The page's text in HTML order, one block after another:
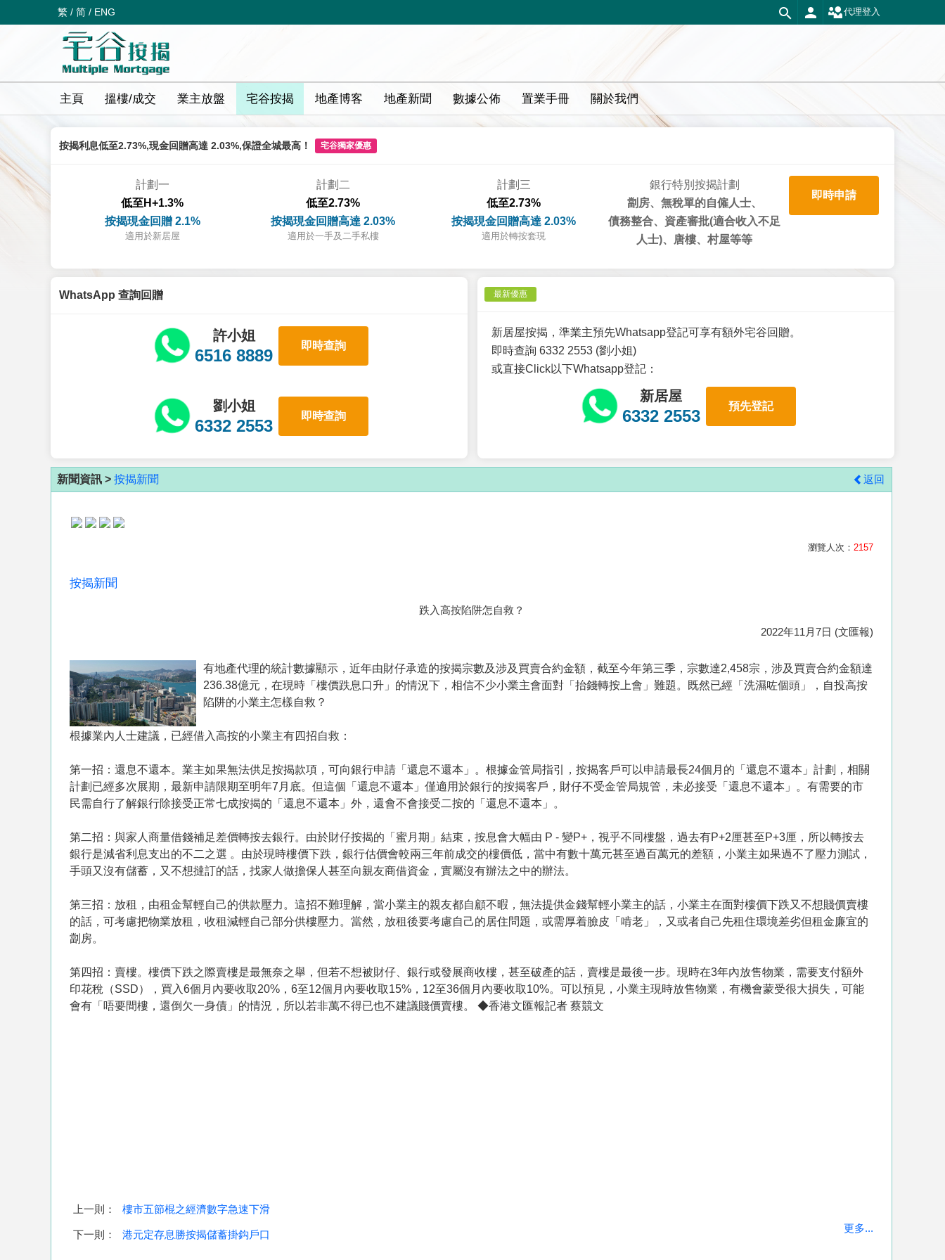
繁 / 简 / ENG 代理登入
主頁 搵樓/成交 業主放盤 宅谷按揭 地產博客 地產新聞 數據公佈 置業手冊 關於我們
按揭利息低至2.73%,現金回贈高達 2.03%,保證全城最高！ 宅谷獨家優惠
計劃一
低至H+1.3%
按揭現金回贈 2.1%
適用於新居屋
計劃二
低至2.73%
按揭現金回贈高達 2.03%
適用於一手及二手私樓
計劃三
低至2.73%
按揭現金回贈高達 2.03%
適用於轉按套現
銀行特別按揭計劃
劏房、無稅單的自僱人士、
債務整合、資產審批(適合收入不足
人士)、唐樓、村屋等等
即時申請
WhatsApp 查詢回贈
許小姐
6516 8889
即時查詢
劉小姐
6332 2553
即時查詢
最新優惠
新居屋按揭，準業主預先Whatsapp登記可享有額外宅谷回贈。
即時查詢 6332 2553 (劉小姐)
或直接Click以下Whatsapp登記：
新居屋
6332 2553
預先登記
新聞資訊 > 按揭新聞 返回
瀏覽人次： 2157
按揭新聞
跌入高按陷阱怎自救？
2022年11月7日 (文匯報)
有地產代理的統計數據顯示，近年由財仔承造的按揭宗數及涉及買賣合約金額，截至今年第三季，宗數達2,458宗，涉及買賣合約金額達
236.38億元，在現時「樓價跌息口升」的情況下，相信不少小業主會面對「抬錢轉按上會」難題。既然已經「洗濕咗個頭」，自投高按
陷阱的小業主怎樣自救？
根據業內人士建議，已經借入高按的小業主有四招自救：
第一招：還息不還本。業主如果無法供足按揭款項，可向銀行申請「還息不還本」。根據金管局指引，按揭客戶可以申請最長24個月的「還息不還本」計劃，相關
計劃已經多次展期，最新申請限期至明年7月底。但這個「還息不還本」僅適用於銀行的按揭客戶，財仔不受金管局規管，未必接受「還息不還本」。有需要的市
民需自行了解銀行除接受正常七成按揭的「還息不還本」外，還會不會接受二按的「還息不還本」。
第二招：與家人商量借錢補足差價轉按去銀行。由於財仔按揭的「蜜月期」結束，按息會大幅由 P - 變P+，視乎不同樓盤，過去有P+2厘甚至P+3厘，所以轉按去
銀行是減省利息支出的不二之選 。由於現時樓價下跌，銀行估價會較兩三年前成交的樓價低，當中有數十萬元甚至過百萬元的差額，小業主如果過不了壓力測試，
手頭又沒有儲蓄，又不想撻訂的話，找家人做擔保人甚至向親友商借資金，實屬沒有辦法之中的辦法。
第三招：放租，由租金幫輕自己的供款壓力。這招不難理解，當小業主的親友都自顧不暇，無法提供金錢幫輕小業主的話，小業主在面對樓價下跌又不想賤價賣樓
的話，可考慮把物業放租，收租減輕自己部分供樓壓力。當然，放租後要考慮自己的居住問題，或需厚着臉皮「啃老」，又或者自己先租住環境差劣但租金廉宜的
劏房。
第四招：賣樓。樓價下跌之際賣樓是最無奈之舉，但若不想被財仔、銀行或發展商收樓，甚至破產的話，賣樓是最後一步。現時在3年內放售物業，需要支付額外
印花稅（SSD），買入6個月內要收取20%，6至12個月內要收取15%，12至36個月內要收取10%。可以預見，小業主現時放售物業，有機會蒙受很大損失，可能
會有「唔要間樓，還倒欠一身債」的情況，所以若非萬不得已也不建議賤價賣樓。 ◆香港文匯報記者 蔡競文
上一則： 樓市五節棍之經濟數字急速下滑
下一則： 港元定存息勝按揭儲蓄掛鈎戶口
更多...